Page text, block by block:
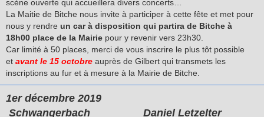
scène ouverte qui accueillera divers concerts…
La Maitie de Bitche nous invite à participer à cette fête et met pour
nous y rendre un car à disposition qui partira de Bitche à
18h00 place de la Mairie pour y revenir vers 23h30.
Car limité à 50 places, merci de vous inscrire le plus tôt possible
et avant le 15 octobre auprès de Gilbert qui transmets les
inscriptions au fur et à mesure à la Mairie de Bitche.
1er décembre 2019
Schwangerbach Daniel Letzelter